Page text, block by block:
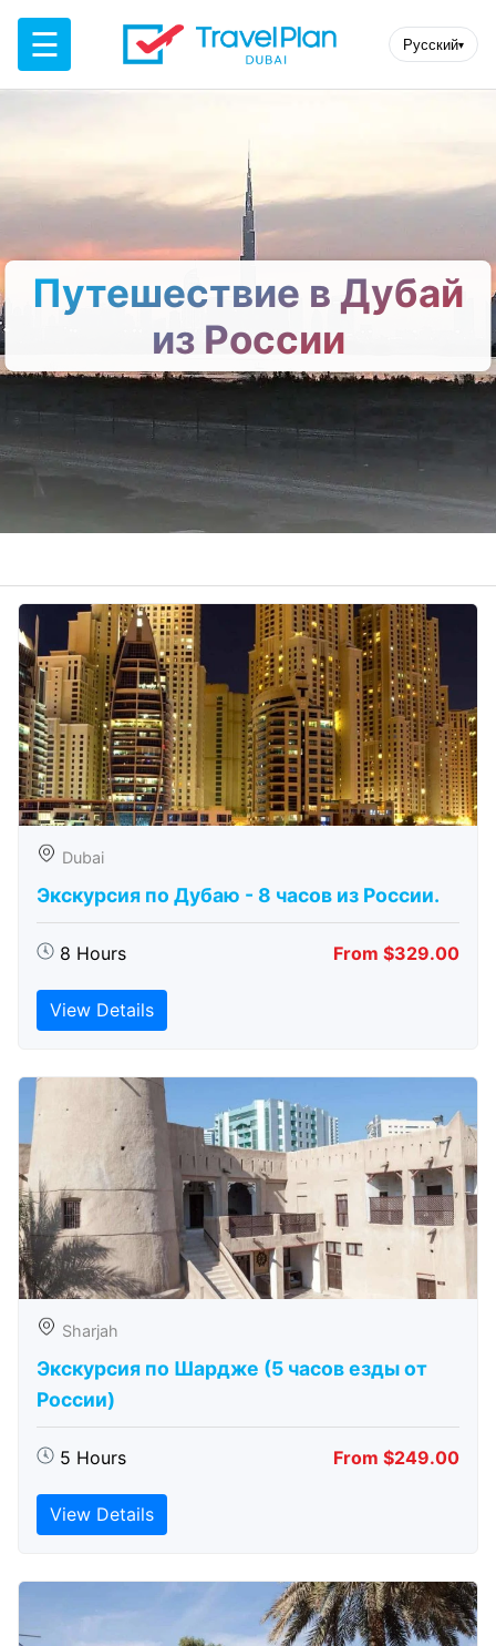
☰ Русский▾
Путешествие в Дубай
из России
Dubai
Экскурсия по Дубаю - 8 часов из России.
8 Hours From $329.00
View Details
Sharjah
Экскурсия по Шардже (5 часов езды от
России)
5 Hours From $249.00
View Details